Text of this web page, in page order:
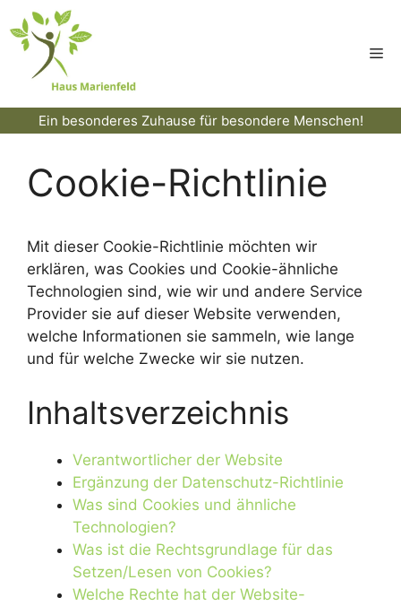
Inhalt
springen
Ein besonderes Zuhause für besondere Menschen!
Cookie-Richtlinie
Mit dieser Cookie-Richtlinie möchten wir
erklären, was Cookies und Cookie-ähnliche
Technologien sind, wie wir und andere Service
Provider sie auf dieser Website verwenden,
welche Informationen sie sammeln, wie lange
und für welche Zwecke wir sie nutzen.
Inhaltsverzeichnis
Verantwortlicher der Website
Ergänzung der Datenschutz-Richtlinie
Was sind Cookies und ähnliche
Technologien?
Was ist die Rechtsgrundlage für das
Setzen/Lesen von Cookies?
Welche Rechte hat der Website-